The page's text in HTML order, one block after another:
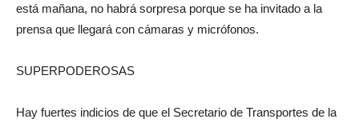
está mañana, no habrá sorpresa porque se ha invitado a la
prensa que llegará con cámaras y micrófonos.
SUPERPODEROSAS
Hay fuertes indicios de que el Secretario de Transportes de la